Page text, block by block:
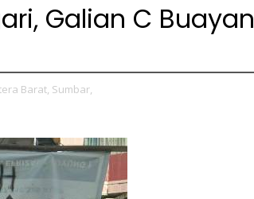
Galian C Buayan
Barat, Sumbar,